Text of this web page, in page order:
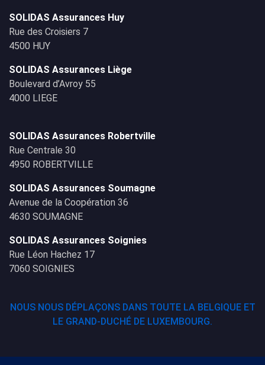
SOLIDAS Assurances Huy
Rue des Croisiers 7
4500 HUY
SOLIDAS Assurances Liège
Boulevard d’Avroy 55
4000 LIEGE
SOLIDAS Assurances Robertville
Rue Centrale 30
4950 ROBERTVILLE
SOLIDAS Assurances Soumagne
Avenue de la Coopération 36
4630 SOUMAGNE
SOLIDAS Assurances Soignies
Rue Léon Hachez 17
7060 SOIGNIES
NOUS NOUS DÉPLAÇONS DANS TOUTE LA BELGIQUE ET
LE GRAND-DUCHÉ DE LUXEMBOURG.